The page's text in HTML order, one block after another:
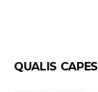
QUALIS CAPES